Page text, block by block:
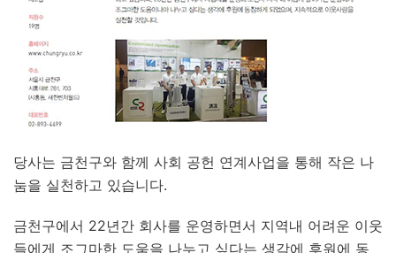
당사는 금천구와 함께 사회 공헌 연계사업을 통해 작은 나
눔을 실천하고 있습니다.
금천구에서 22년간 회사를 운영하면서 지역내 어려운 이웃
들에게 조그마한 도움을 나누고 싶다는 생각에 후원에 동